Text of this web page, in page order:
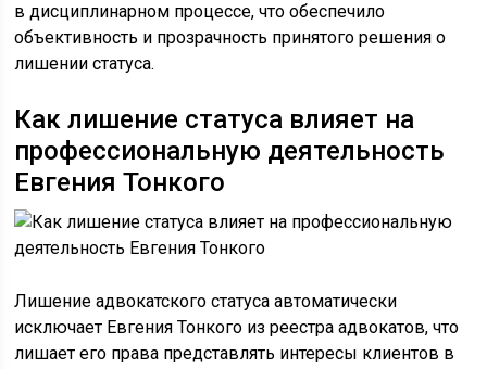
в дисциплинарном процессе, что обеспечило
объективность и прозрачность принятого решения о
лишении статуса.
Как лишение статуса влияет на
профессиональную деятельность
Евгения Тонкого
Лишение адвокатского статуса автоматически
исключает Евгения Тонкого из реестра адвокатов, что
лишает его права представлять интересы клиентов в